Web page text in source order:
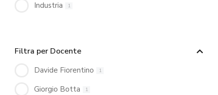
Industria 1
Filtra per Docente
Davide Fiorentino 1
Giorgio Botta 1